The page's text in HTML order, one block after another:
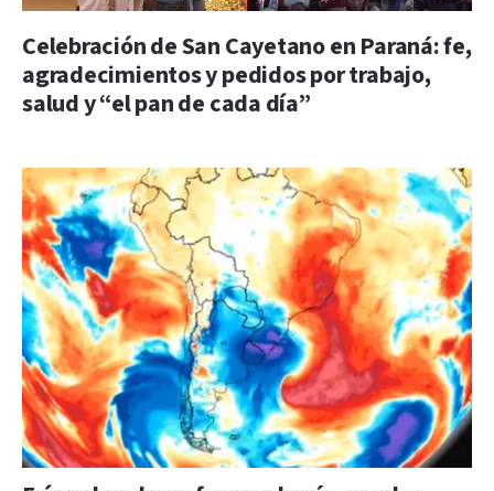
Celebración de San Cayetano en Paraná: fe,
agradecimientos y pedidos por trabajo,
salud y “el pan de cada día”